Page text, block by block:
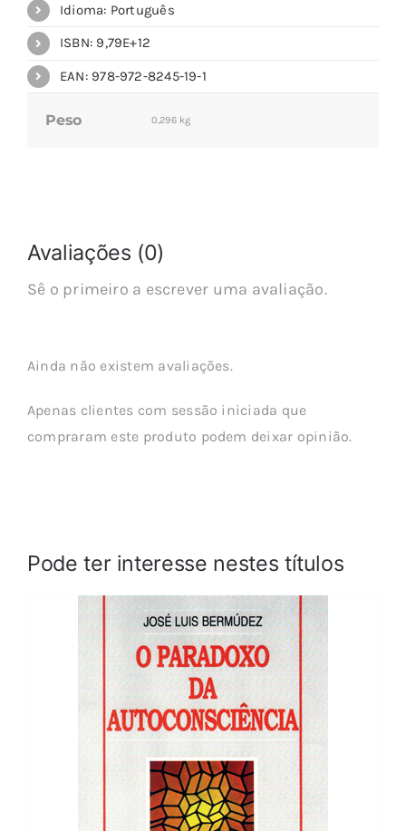
Idioma: Português
ISBN: 9,79E+12
EAN: 978-972-8245-19-1
Peso 0,296 kg
Avaliações (0)
Sê o primeiro a escrever uma avaliação.
Ainda não existem avaliações.
Apenas clientes com sessão iniciada que
compraram este produto podem deixar opinião.
Pode ter interesse nestes títulos